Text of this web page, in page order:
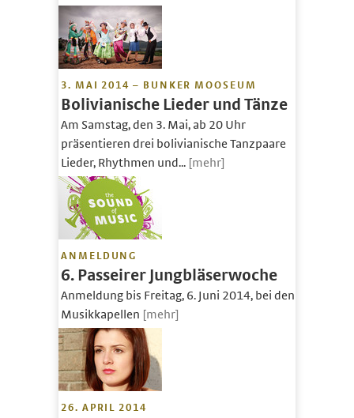
3. MAI 2014 – BUNKER MOOSEUM
Bolivianische Lieder und Tänze
Am Samstag, den 3. Mai, ab 20 Uhr
präsentieren drei bolivianische Tanzpaare
Lieder, Rhythmen und... [mehr]
ANMELDUNG
6. Passeirer Jungbläserwoche
Anmeldung bis Freitag, 6. Juni 2014, bei den
Musikkapellen [mehr]
26. APRIL 2014